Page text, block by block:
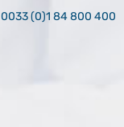
0033 (0)1 84 800 400